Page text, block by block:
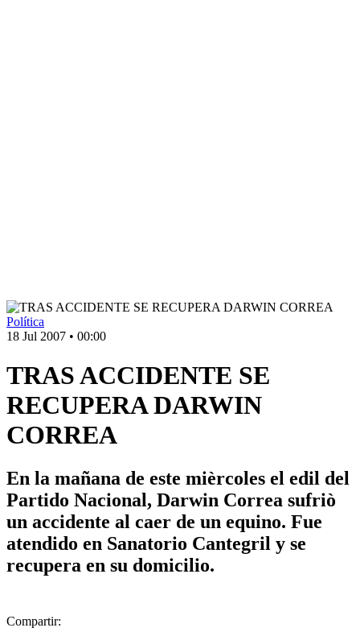
Política
18 Jul 2007 • 00:00
TRAS ACCIDENTE SE
RECUPERA DARWIN
CORREA
En la mañana de este mièrcoles el edil del
Partido Nacional, Darwin Correa sufriò
un accidente al caer de un equino. Fue
atendido en Sanatorio Cantegril y se
recupera en su domicilio.
Compartir: